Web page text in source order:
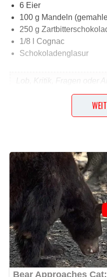
6 Eier
100 g Mandeln
250 g
1/8 l Cognac
Schokoladenglasur
Lob, Kritik, Fragen oder
Dann hinterlasse doch
Ende dieser Seite &
Zur Herstellung des
Vanillezucker verrühren.
hinzufügen. Die Masse
Schokolade,Mandeln,
und verrühren. Die
einfüllen. Den Kuchen
lauwarmen Kuchen mit
Auskühlen die
streichen.